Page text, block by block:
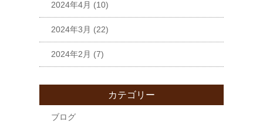
2024年4月 (10)
2024年3月 (22)
2024年2月 (7)
カテゴリー
ブログ